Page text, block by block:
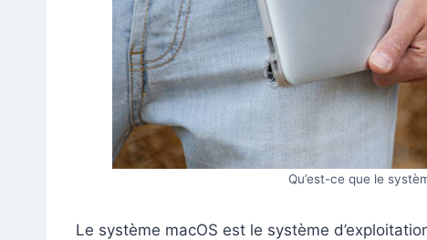
Qu’est-ce que le
Le système macOS est le système